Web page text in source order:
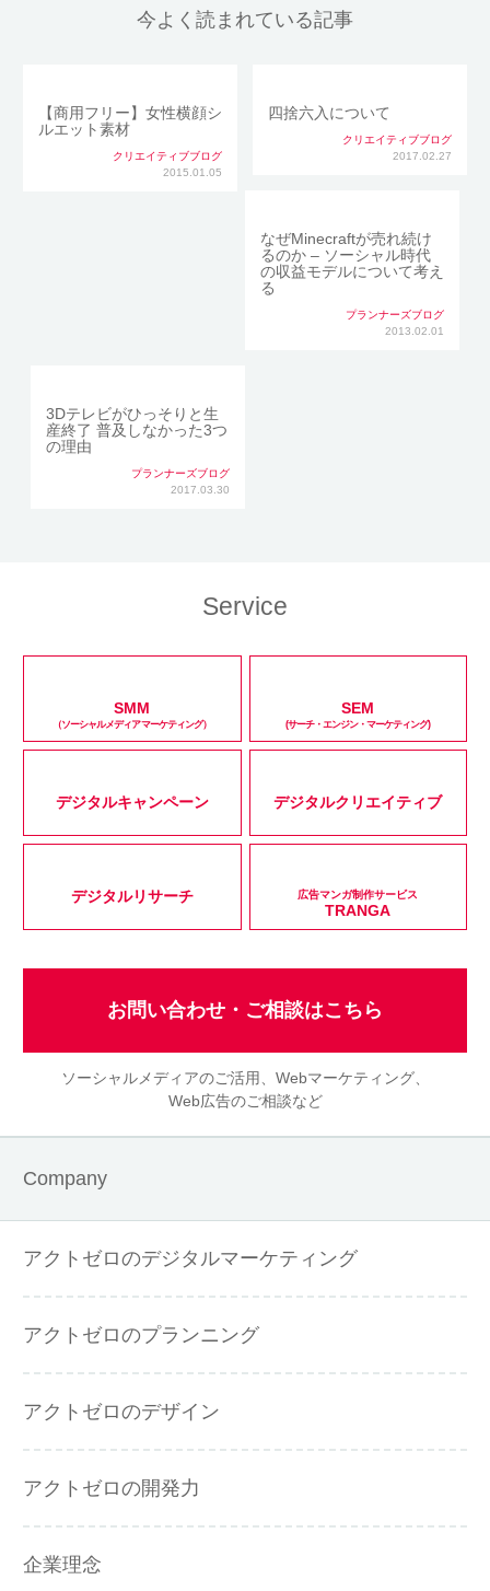
今よく読まれている記事
【商用フリー】女性横顔シ
ルエット素材
クリエイティブブログ
2015.01.05
四捨六入について
クリエイティブブログ
2017.02.27
なぜMinecraftが売れ続け
るのか – ソーシャル時代
の収益モデルについて考え
る
プランナーズブログ
2013.02.01
3Dテレビがひっそりと生
産終了 普及しなかった3つ
の理由
プランナーズブログ
2017.03.30
Service
SMM
（ソーシャルメディアマーケティング）
SEM
(サーチ・エンジン・マーケティング)
デジタルキャンペーン デジタルクリエイティブ
デジタルリサーチ 広告マンガ制作サービス
TRANGA
お問い合わせ・ご相談はこちら
ソーシャルメディアのご活用、Webマーケティング、
Web広告のご相談など
Company
アクトゼロのデジタルマーケティング
アクトゼロのプランニング
アクトゼロのデザイン
アクトゼロの開発力
企業理念